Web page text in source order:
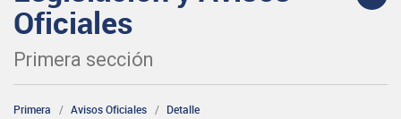
Oficiales
Primera sección
Primera Avisos Oficiales Detalle